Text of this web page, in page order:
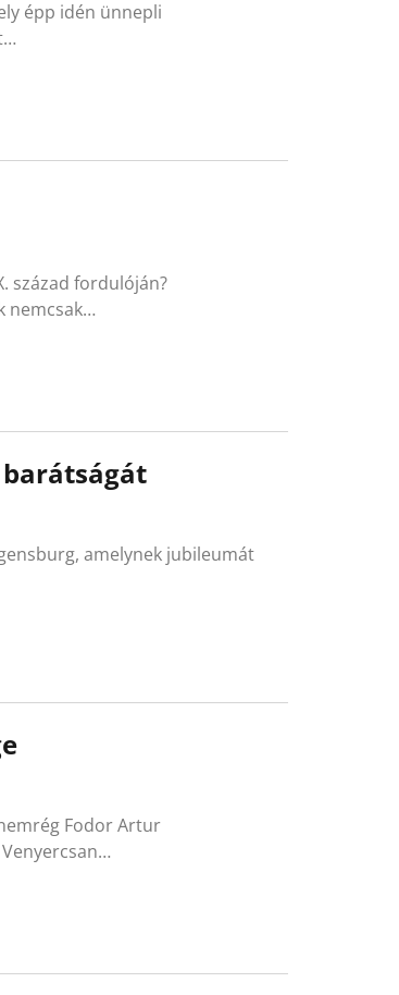
épp idén ünnepli
század fordulóján?
nemcsak…
barátságát
amelynek jubileumát
Fodor Artur